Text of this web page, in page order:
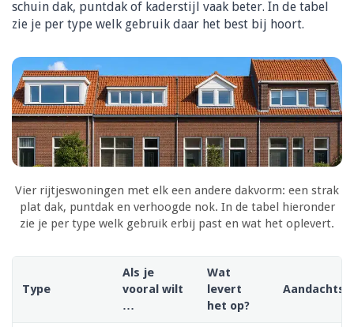
schuin dak, puntdak of kaderstijl vaak beter. In de tabel
zie je per type welk gebruik daar het best bij hoort.
Vier rijtjeswoningen met elk een andere dakvorm: een strak
plat dak, puntdak en verhoogde nok. In de tabel hieronder
zie je per type welk gebruik erbij past en wat het oplevert.
Type
Als je
vooral wilt
…
Wat
levert
het op?